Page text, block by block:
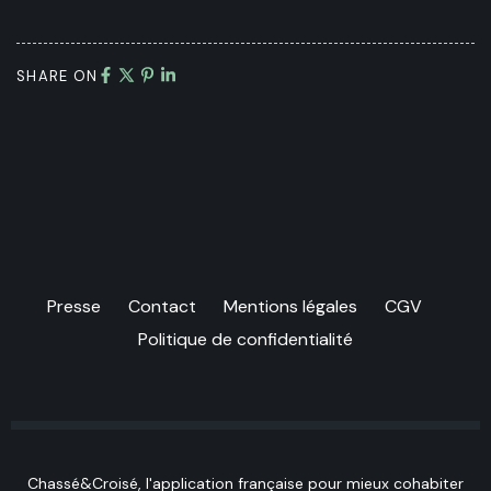
SHARE ON
Presse Contact Mentions légales
CGV
Politique de confidentialité
Chassé&Croisé, l'application française pour mieux cohabiter